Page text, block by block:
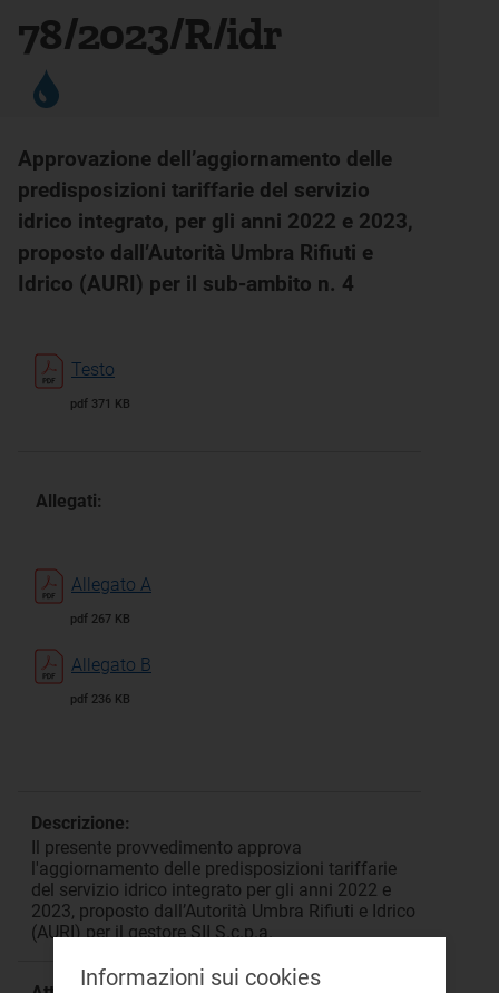
78/2023/R/idr
Approvazione dell’aggiornamento delle
predisposizioni tariffarie del servizio
idrico integrato, per gli anni 2022 e 2023,
proposto dall’Autorità Umbra Rifiuti e
Idrico (AURI) per il sub-ambito n. 4
Testo
pdf 371 KB
Allegati:
Allegato A
pdf 267 KB
Allegato B
pdf 236 KB
Descrizione:
Il presente provvedimento approva
l'aggiornamento delle predisposizioni tariffarie
del servizio idrico integrato per gli anni 2022 e
2023, proposto dall’Autorità Umbra Rifiuti e Idrico
(AURI) per il gestore SII S.c.p.a.
Informazioni sui cookies